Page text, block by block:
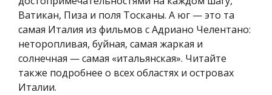
Ватикан, Пиза и поля Тосканы. А юг — это та
самая Италия из фильмов с Адриано Челентано:
неторопливая, буйная, самая жаркая и
солнечная — самая «итальянская». Читайте
также подробнее о всех областях и островах
Италии.